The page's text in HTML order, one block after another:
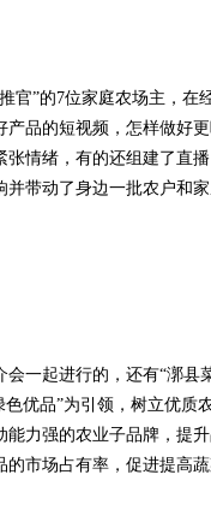
官”的7位家庭农场主，在
品的短视频，怎样做好
情绪，有的还组建了直
带动了身边一批农户和
一起进行的，还有“漷县
优品”为引领，树立优质
力强的农业子品牌，提
市场占有率，促进提高